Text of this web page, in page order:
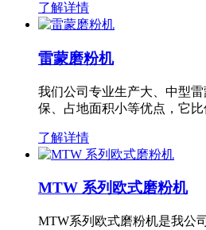
了解详情
雷蒙磨粉机
我们公司专业生产大、中型
保、占地面积小等优点，它
了解详情
MTW 系列欧式磨粉机
MTW系列欧式磨粉机是我公